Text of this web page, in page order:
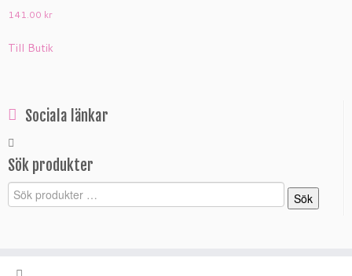
141.00 kr
Till Butik
Sociala länkar
Sök produkter
Sök
efter:
Sök